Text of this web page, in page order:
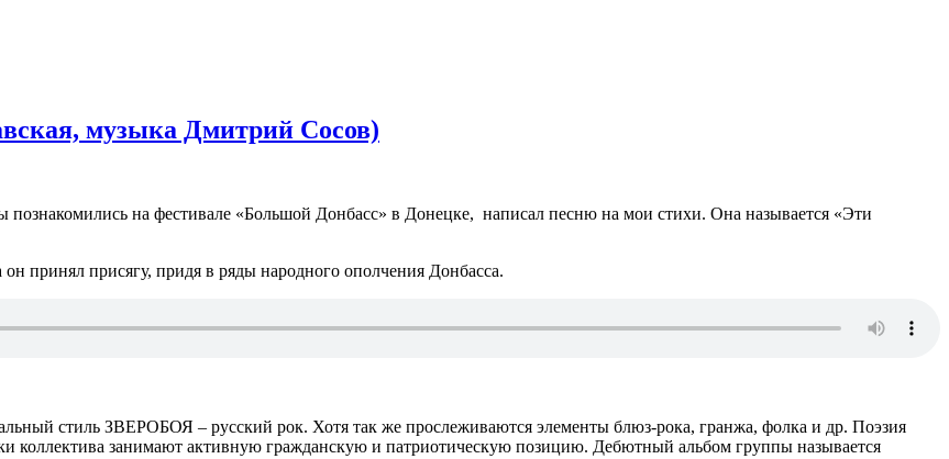
музыка Дмитрий Сосов)
на фестивале «Большой Донбасс» в Донецке, написал песню на мои стихи. Она называется «Эти
присягу, придя в ряды народного ополчения Донбасса.
стиль ЗВЕРОБОЯ – русский рок. Хотя так же прослеживаются элементы блюз-рока, гранжа, фолка и др. Поэзия
коллектива занимают активную гражданскую и патриотическую позицию. Дебютный альбом группы называется